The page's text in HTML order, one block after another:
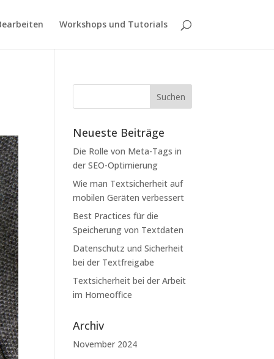
Workshops und Tutorials
Neueste Beiträge
Die Rolle von Meta-Tags in
der SEO-Optimierung
Wie man Textsicherheit auf
mobilen Geräten verbessert
Best Practices für die
Speicherung von Textdaten
Datenschutz und Sicherheit
bei der Textfreigabe
Textsicherheit bei der Arbeit
im Homeoffice
Archiv
November 2024